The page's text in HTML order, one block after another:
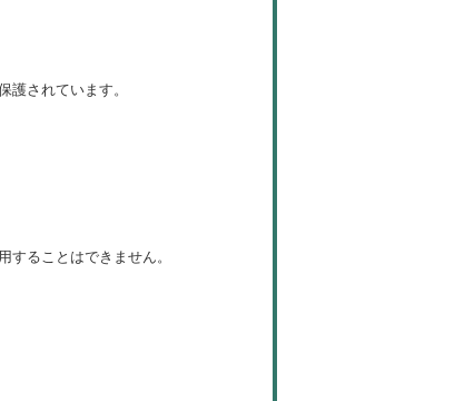
されています。
ることはできません。